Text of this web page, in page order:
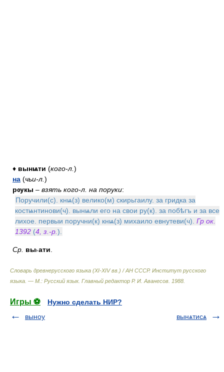
♦ вынѩти (кого-л. )
на (чьи-л. )
рѹкы – взять кого-л. на поруки:
Поручили(с). кнѩ(з) велико(м) скирьгаилу. за гридка за
костѩнтинови(ч). вынѩли его на свои ру(к). за побѣгъ и за все
лихое. первыи поручни(к) кнѩ(з) михаило евнутеви(ч). Гр ок.
1392 (4, з.-р. ).
Ср. вы˫ати
Словарь древнерусского языка (XI-XIV вв.) / АН СССР. Институт русского
языка. — М.: Русский язык. Главный редактор Р. И. Аванесов 1988
Игры ⚽
Нужно сделать НИР?
выноу
вынѧтисѧ